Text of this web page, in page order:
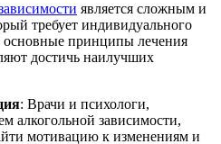
является сложным и
требует индивидуального
принципы лечения
достичь наилучших
: Врачи и психологи,
алкогольной зависимости,
мотивацию к изменениям и